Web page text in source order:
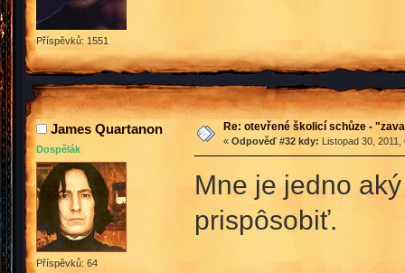
Příspěvků: 1551
James Quartanon
Dospělák
Příspěvků: 64
Re: otevřené školicí schůze -
« Odpověď #32 kdy: Listopad 30,
Mne je jedno
prispôsobiť.